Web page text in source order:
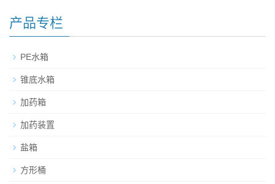
产品专栏
PE水箱
锥底水箱
加药箱
加药装置
盐箱
方形桶